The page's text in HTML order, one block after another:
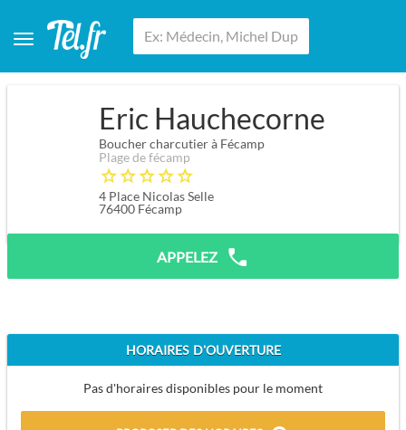
Eric Hauchecorne
Boucher charcutier à Fécamp
Plage de fécamp
4 Place Nicolas Selle
76400 Fécamp
APPELEZ
HORAIRES D'OUVERTURE
Pas d'horaires disponibles pour le moment